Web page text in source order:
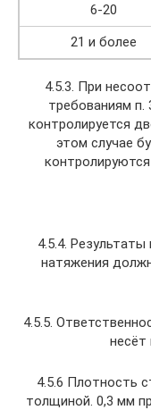
6-20
21 и более
4.5.3. При
требованиям п.
контролируется
этом случае
4.5.4.
натяжения
4.5.5.
несёт
4.5.6 Плотность
толщиной. 0,3 мм